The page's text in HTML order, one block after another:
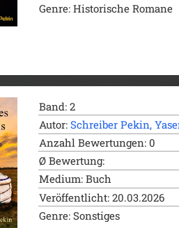
Genre: Historische Romane
Band: 2
Autor:Schreiber Pekin,
Anzahl Bewertungen: 0
Ø Bewertung:
Medium: Buch
Veröffentlicht: 20.03.2026
Genre: Sonstiges